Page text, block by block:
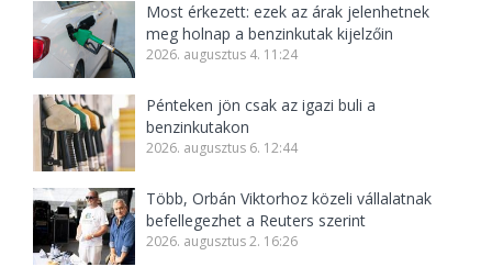
Most érkezett: ezek az árak jelenhetnek
meg holnap a benzinkutak kijelzőin
2026. augusztus 4. 11:24
Pénteken jön csak az igazi buli a
benzinkutakon
2026. augusztus 6. 12:44
Több, Orbán Viktorhoz közeli vállalatnak
befellegezhet a Reuters szerint
2026. augusztus 2. 16:26